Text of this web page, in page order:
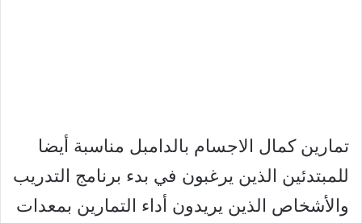
تمارين كمال الاجسام بالدامبل مناسبة أيضا
للمبتدئين الذين يرغبون في بدء برنامج التدريب
والأشخاص الذين يريدون أداء التمارين بمعدات